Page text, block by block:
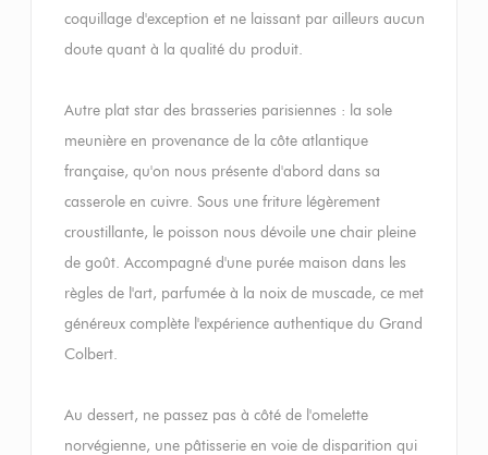
coquillage d'exception et ne laissant par ailleurs aucun
doute quant à la qualité du produit.
Autre plat star des brasseries parisiennes : la sole
meunière en provenance de la côte atlantique
française, qu'on nous présente d'abord dans sa
casserole en cuivre. Sous une friture légèrement
croustillante, le poisson nous dévoile une chair pleine
de goût. Accompagné d'une purée maison dans les
règles de l'art, parfumée à la noix de muscade, ce met
généreux complète l'expérience authentique du Grand
Colbert.
Au dessert, ne passez pas à côté de l'omelette
norvégienne, une pâtisserie en voie de disparition qui